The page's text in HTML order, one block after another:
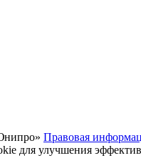
Правовая
для улучшения